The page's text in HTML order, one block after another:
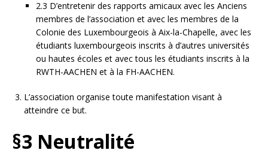
2.3 D’entretenir des rapports amicaux avec les Anciens
membres de l’association et avec les membres de la
Colonie des Luxembourgeois à Aix-la-Chapelle, avec les
étudiants luxembourgeois inscrits à d’autres universités
ou hautes écoles et avec tous les étudiants inscrits à la
RWTH-AACHEN et à la FH-AACHEN.
L’association organise toute manifestation visant à
atteindre ce but.
§3 Neutralité